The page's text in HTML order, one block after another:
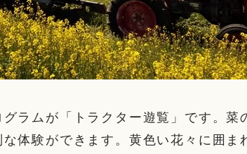
ラムが「トラクター遊覧」です。菜
体験ができます。黄色い花々に囲ま